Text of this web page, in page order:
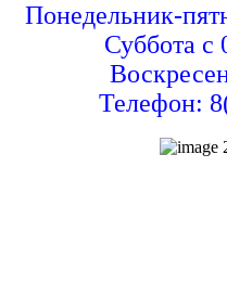
Понедельник-
Суббота с
Телефон: